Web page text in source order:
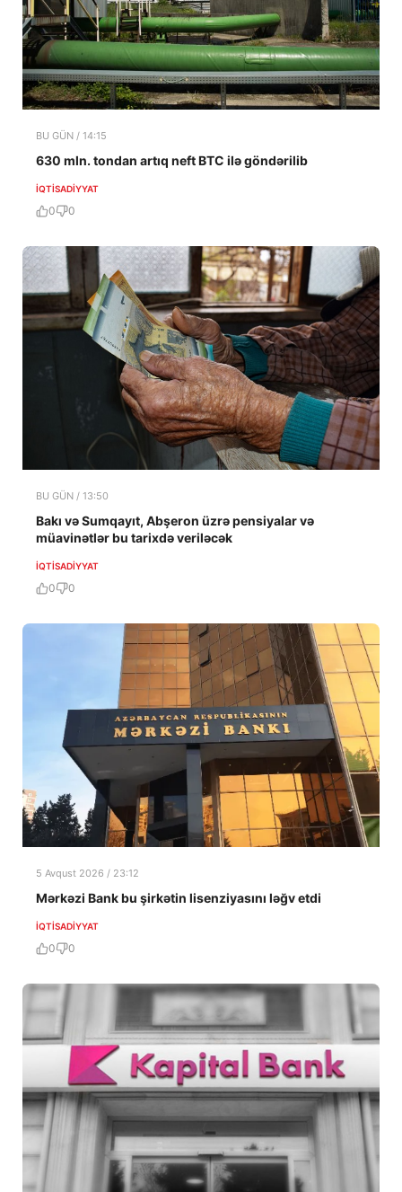
BU GÜN / 14:15
630 mln. tondan artıq neft BTC ilə göndərilib
İQTISADIYYAT
0 0
BU GÜN / 13:50
Bakı və Sumqayıt, Abşeron üzrə pensiyalar və
müavinətlər bu tarixdə veriləcək
İQTISADIYYAT
0 0
5 Avqust 2026 / 23:12
Mərkəzi Bank bu şirkətin lisenziyasını ləğv etdi
İQTISADIYYAT
0 0